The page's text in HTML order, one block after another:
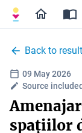
Back to
09 May 2026
Source included
spațiilor